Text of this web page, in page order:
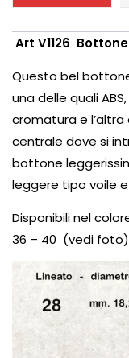
Art V1126
Questo bel
una delle quali
cromatura e
centrale dove si
bottone
leggere tipo voile
Disponibili nel
36 – 40 (vedi foto)